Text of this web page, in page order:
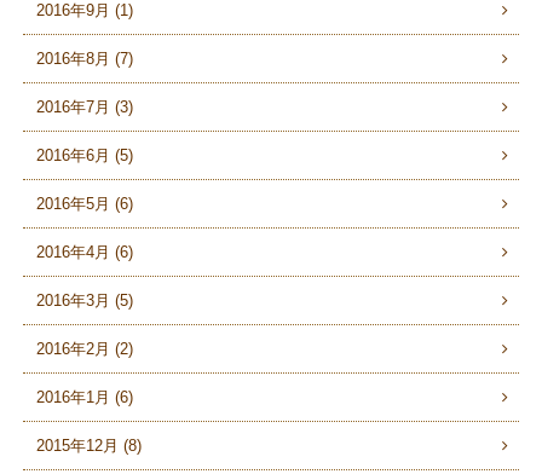
2016年9月 (1)
2016年8月 (7)
2016年7月 (3)
2016年6月 (5)
2016年5月 (6)
2016年4月 (6)
2016年3月 (5)
2016年2月 (2)
2016年1月 (6)
2015年12月 (8)